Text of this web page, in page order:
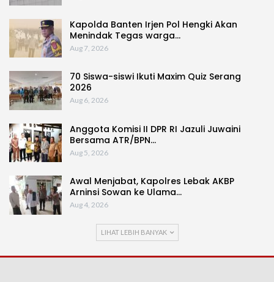
Kapolda Banten Irjen Pol Hengki Akan
Menindak Tegas warga…
Aug 7, 2026
70 Siswa-siswi Ikuti Maxim Quiz Serang
2026
Aug 6, 2026
Anggota Komisi II DPR RI Jazuli Juwaini
Bersama ATR/BPN…
Aug 5, 2026
Awal Menjabat, Kapolres Lebak AKBP
Arninsi Sowan ke Ulama…
Aug 4, 2026
LIHAT LEBIH BANYAK